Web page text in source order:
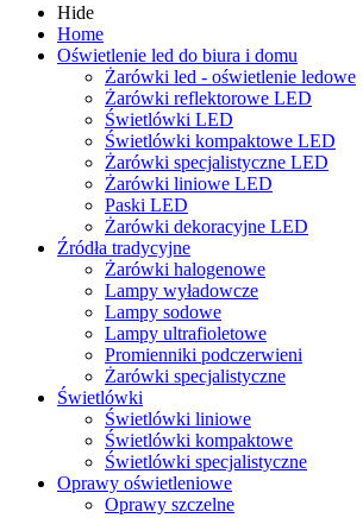
Hide
Home
Oświetlenie led do biura i domu
Żarówki led - oświetlenie ledowe
Żarówki reflektorowe LED
Świetlówki LED
Świetlówki kompaktowe LED
Żarówki specjalistyczne LED
Żarówki liniowe LED
Paski LED
Żarówki dekoracyjne LED
Źródła tradycyjne
Żarówki halogenowe
Lampy wyładowcze
Lampy sodowe
Lampy ultrafioletowe
Promienniki podczerwieni
Żarówki specjalistyczne
Świetlówki
Świetlówki liniowe
Świetlówki kompaktowe
Świetlówki specjalistyczne
Oprawy oświetleniowe
Oprawy szczelne